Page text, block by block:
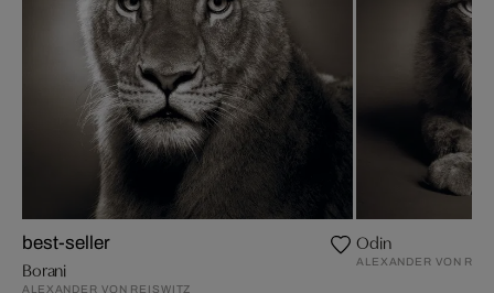
best-seller
Borani
ALEXANDER VON REISWITZ
Odin
ALEXANDER VON